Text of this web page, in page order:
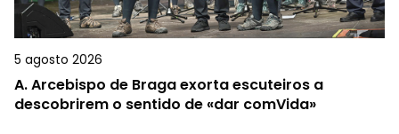
5 agosto 2026
A.Arcebispo de Braga exorta escuteiros a
descobrirem o sentido de «dar comVida»